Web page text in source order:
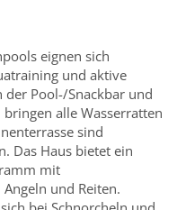
eignen sich
und aktive
der Pool-/Snackbar und
alle Wasserratten
sind
Das Haus bietet ein
mit
und Reiten.